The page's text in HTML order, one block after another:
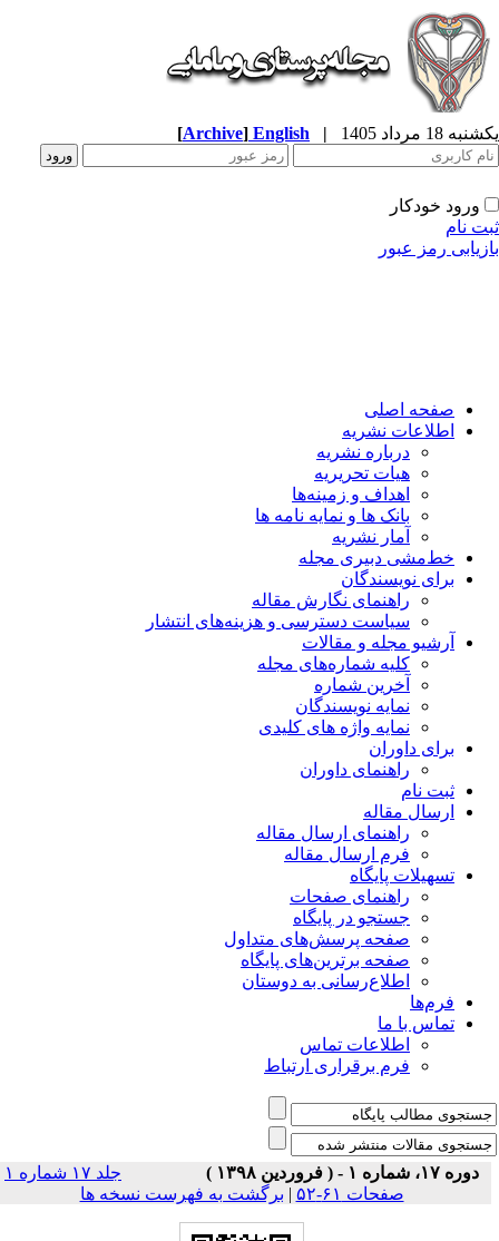
18 مرداد 1405 |
English
[Archive]
ورود خودکار
نام
رمز عبور
صفحه اصلی
اطلاعات نشریه
درباره نشریه
هیات تحریریه
اهداف و زمینه‌ها
بانک ها و نمایه نامه ها
آمار نشریه
خط‌مشی دبیری مجله
برای نویسندگان
راهنمای نگارش مقاله
سیاست دسترسی و هزینه‌های انتشار
آرشیو مجله و مقالات
کلیه شماره‌های مجله
آخرین شماره
نمایه نویسندگان
نمایه واژه های کلیدی
برای داوران
راهنمای داوران
ثبت نام
ارسال مقاله
راهنمای ارسال مقاله
فرم ارسال مقاله
تسهیلات پایگاه
راهنمای صفحات
جستجو در پایگاه
صفحه پرسش‌های متداول
صفحه برترین‌های پایگاه
اطلاع‌رسانی به دوستان
فرم‌ها
تماس با ما
اطلاعات تماس
فرم برقراری ارتباط
دوره ۱۷، شماره ۱ - ( فروردین ۱۳۹۸ )
جلد ۱۷ شماره ۱
صفحات ۶۱-۵۲
|برگشت به فهرست نسخه ها